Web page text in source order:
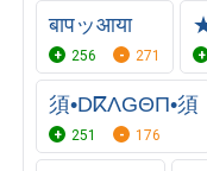
बापッआया
256 271
須•DⴽΛGΘΠ•須
251 176